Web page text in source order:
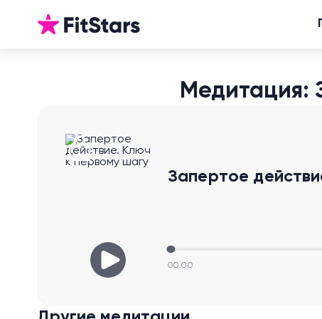
Медитация:
Запертое
00:00